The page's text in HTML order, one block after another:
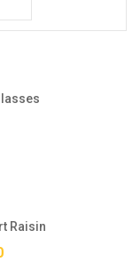
Raisin